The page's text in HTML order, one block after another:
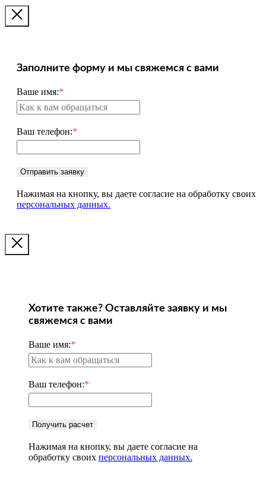
Заполните форму и мы свяжемся с вами
Ваше имя:*
Ваш телефон:*
Отправить заявку
Нажимая на кнопку, вы даете согласие на обработку своих
персональных данных.
Хотите также? Оставляйте заявку и мы
свяжемся с вами
Ваше имя:*
Ваш телефон:*
Получить расчет
Нажимая на кнопку, вы даете согласие на
обработку своих персональных данных.